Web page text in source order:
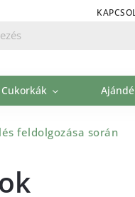
Cukorkák
feldolgozása során